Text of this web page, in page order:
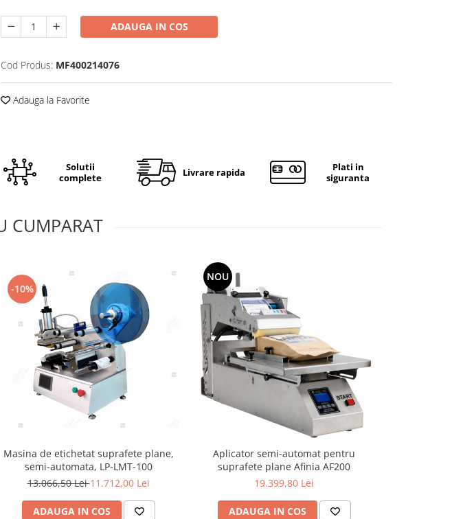
ADAUGA IN COS
Cod Produs: MF400214076
Adauga la Favorite
Solutii
complete
Livrare rapida
Plati in
siguranta
CUMPARAT
-10%
Masina de etichetat suprafete plane,
semi-automata, LP-LMT-100
13.066,50 Lei11.712,00 Lei
ADAUGA IN COS
NOU
Aplicator semi-automat pentru
suprafete plane Afinia AF200
19.399,80 Lei
ADAUGA IN COS